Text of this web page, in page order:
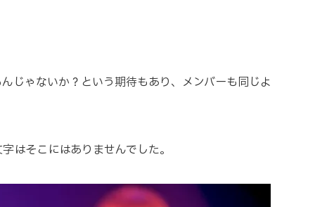
じゃないか？という期待もあり、メンバーも同じよ
字はそこにはありませんでした。